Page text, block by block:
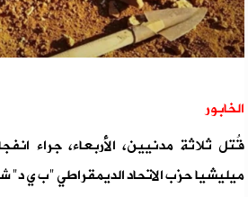
الخابور
قُتل ثلاثة مدنيين، الأربعاء، جراء
ميليشيا حزب الاتحاد الديمقراطي "ب ي